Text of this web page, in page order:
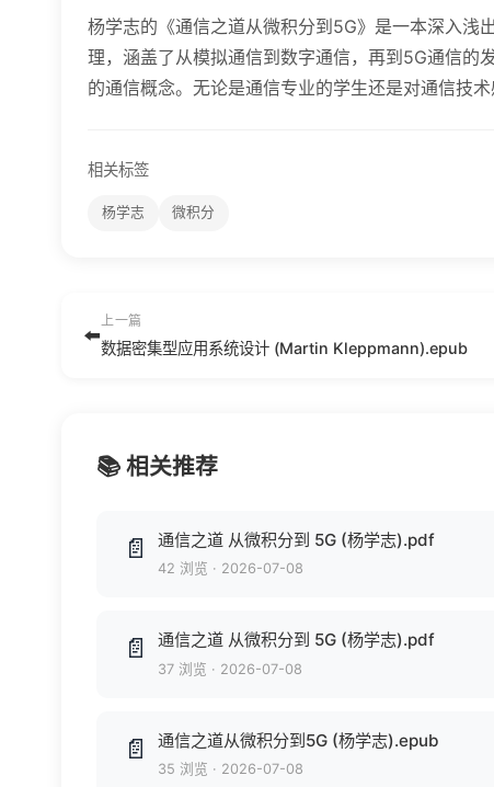
杨学志的《通信之道从微积分到5G》是一本深入浅
理，涵盖了从模拟通信到数字通信，再到5G通信的
的通信概念。无论是通信专业的学生还是对通信技
相关标签
杨学志 微积分
⬅️
上一篇
数据密集型应用系统设计 (Martin Kleppmann).epub
📚 相关推荐
📄 通信之道 从微积分到 5G (杨学志).pdf
42 浏览 · 2026-07-08
📄 通信之道 从微积分到 5G (杨学志).pdf
37 浏览 · 2026-07-08
📄 通信之道从微积分到5G (杨学志).epub
35 浏览 · 2026-07-08